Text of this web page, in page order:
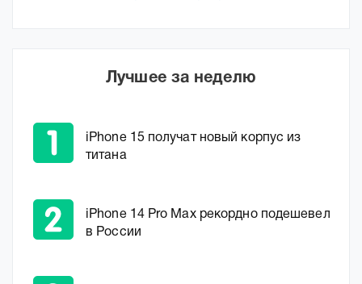
Лучшее за неделю
iPhone 15 получат новый корпус из
титана
iPhone 14 Pro Max рекордно подешевел
в России